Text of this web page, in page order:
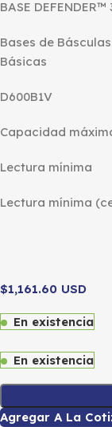
BASE DEFENDER™
Bases de
Básicas
D600B1V
Capacidad
Lectura
Lectura mínima
$1,161.60 USD
En existencia
En existencia
Agregar A La